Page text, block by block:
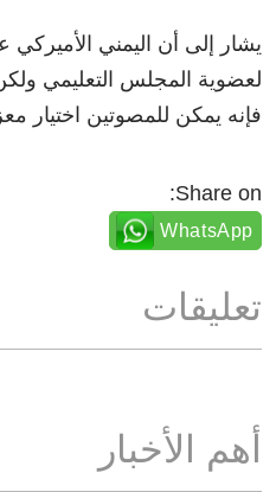
يشار إلى أن اليمني
فإنه يمكن للمصوتين اختيار
Share on:
WhatsApp
تعليقات
أهم الأخبار